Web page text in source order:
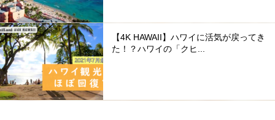
【4K HAWAII】ハワイに活気が戻ってき
た！？ハワイの「クヒ...